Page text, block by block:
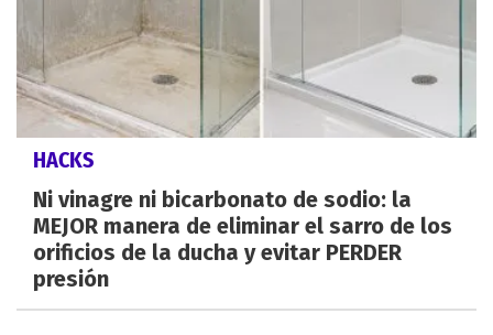
HACKS
Ni vinagre ni bicarbonato de sodio: la
MEJOR manera de eliminar el sarro de los
orificios de la ducha y evitar PERDER
presión